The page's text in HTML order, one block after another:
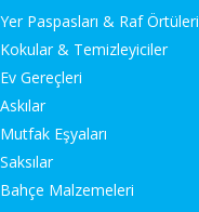
Yer Paspasları & Raf Örtüleri
Kokular & Temizleyiciler
Ev Gereçleri
Askılar
Mutfak Eşyaları
Saksılar
Bahçe Malzemeleri